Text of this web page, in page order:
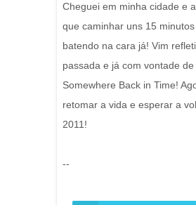
Cheguei em minha cidade e
que caminhar uns 15
batendo na cara já! Vim
passada e já com vontade
Somewhere Back in Time!
retomar a vida e esperar a
2011!
--